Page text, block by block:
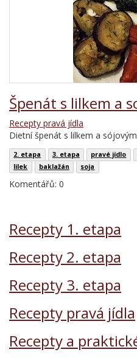
Špenát s lilkem a
Recepty pravá jídla
Dietní špenát s lilkem a
2. etapa 3. etapa pravé jídlo
lilek
baklažán soja
Komentářů: 0
Recepty 1. etapa
Recepty 2. etapa
Recepty 3. etapa
Recepty pravá jídla
Recepty a